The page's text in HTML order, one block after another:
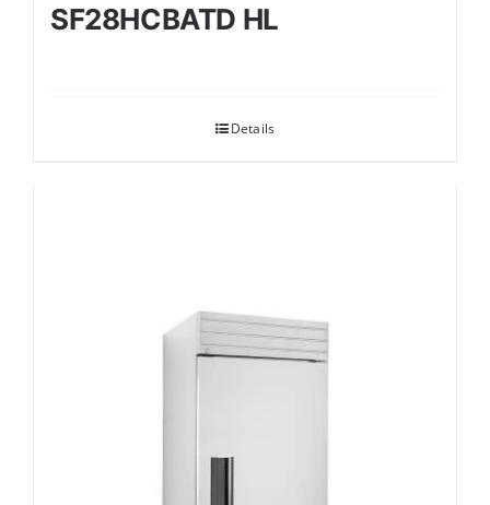
SF28HCBATD HL
Details